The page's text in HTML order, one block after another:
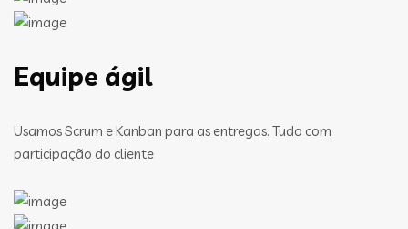
Equipe ágil
Usamos Scrum e Kanban para as entregas. Tudo com
participação do cliente